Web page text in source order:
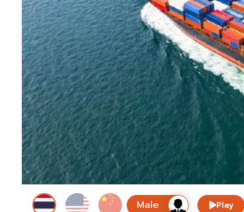
Play